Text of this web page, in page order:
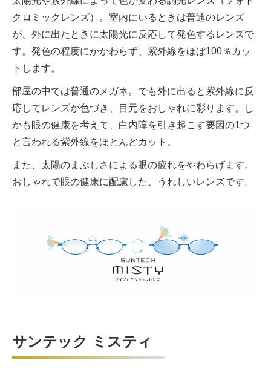
クロミックレンズ）。室内にいるときは普通のレンズ
が、外に出たときに太陽光に反応して発色するレンズで
す。発色の程度にかかわらず、紫外線をほぼ100％カッ
トします。
部屋の中では普通のメガネ。でも外に出ると紫外線に反
応してレンズが色づき、目元をおしゃれに彩ります。し
かも眼の健康を考えて、白内障を引き起こす要因の1つ
と言われる紫外線をほとんどカット。
また、太陽のまぶしさによる眼の疲れをやわらげます。
おしゃれで眼の健康に配慮した、うれしいレンズです。
サンテック ミスティ